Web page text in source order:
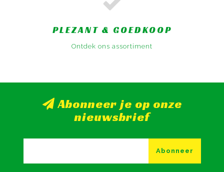
PLEZANT & GOEDKOOP
Ontdek ons assortiment
Abonneer je op onze
nieuwsbrief
Abonneer